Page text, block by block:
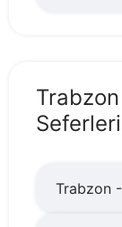
Seferleri
Trabzon